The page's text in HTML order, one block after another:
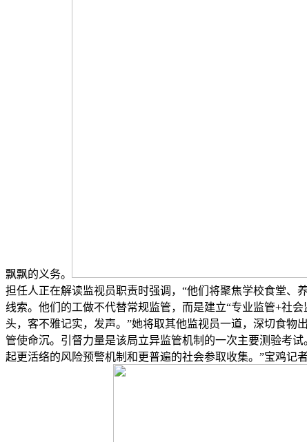
飘飘的义务。
担任人正在解读监视员职责时强调，“他们将聚焦学校食堂、
线索。他们的工做不代替常规监管，而是建立“专业监管+社
头，客不雅记实，发声。”她将取其他监视员一道，深切食
管使命沉。引督力量是该局立异监管机制的一次主要测验考
起更活络的风险预警机制和更普遍的社会参取收集。”宝鸡记